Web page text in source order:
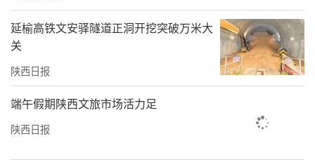
延榆高铁文安驿隧道正洞开挖突破万米大
关
陕西日报
端午假期陕西文旅市场活力足
陕西日报